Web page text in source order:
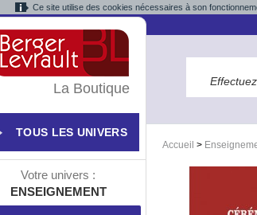
Ce site utilise des cookies nécessaires à son
Accueil >
La Boutique
TOUS LES UNIVERS
Votre univers :
ENSEIGNEMENT